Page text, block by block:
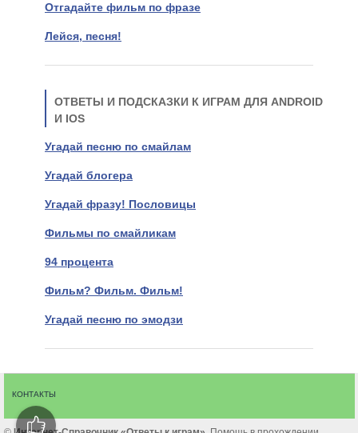
Отгадайте фильм по фразе
Лейся, песня!
ОТВЕТЫ И ПОДСКАЗКИ К ИГРАМ ДЛЯ ANDROID
И IOS
Угадай песню по смайлам
Угадай блогера
Угадай фразу! Пословицы
Фильмы по смайликам
94 процента
Фильм? Фильм. Фильм!
Угадай песню по эмодзи
КОНТАКТЫ